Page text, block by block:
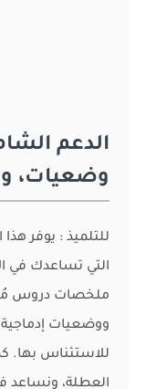
الدعم
وضعيات،
للتلميذ : يوفر
التي تساعدك في
ملخصات دروس
ووضعيات إدماجية
للاستئناس بها.
العطلة، ونساعد